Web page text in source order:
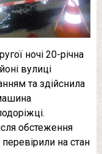
ночі 20-річна
вулиці
та здійснила
обстеження
перевірили на стан